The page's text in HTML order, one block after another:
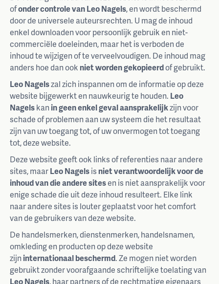
ofonder controle van Leo Nagels, en wordt beschermd
door de universele auteursrechten. U mag de inhoud
enkel downloaden voor persoonlijk gebruik en niet-
commerciële doeleinden, maar het is verboden de
inhoud te wijzigen of te verveelvoudigen. De inhoud mag
anders hoe dan ook niet worden gekopieerdof gebruikt.
Leo Nagelszal zich inspannen om de informatie op deze
website bijgewerkt en nauwkeurig te houden. Leo
Nagelskanin geen enkel geval aansprakelijkzijn voor
schade of problemen aan uw systeem die het resultaat
zijn van uw toegang tot, of uw onvermogen tot toegang
tot, deze website.
Deze website geeft ook links of referenties naar andere
sites, maarLeo Nagelsis niet verantwoordelijk voor de
inhoud van die andere sitesen is niet aansprakelijk voor
enige schade die uit deze inhoud resulteert. Elke link
naar andere sites is louter geplaatst voor het comfort
van de gebruikers van deze website.
De handelsmerken, dienstenmerken, handelsnamen,
omkleding en producten op deze website
zijninternationaal beschermd. Ze mogen niet worden
gebruikt zonder voorafgaande schriftelijke toelating van
Leo Nagels, haar partners of de rechtmatige eigenaars